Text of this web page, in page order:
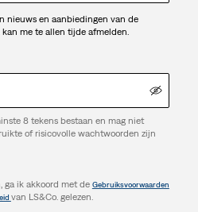
nieuws en aanbiedingen van de
kan me te allen tijde afmelden.
8 tekens bestaan en mag niet
of risicovolle wachtwoorden zijn
ga ik akkoord met de Gebruiksvoorwaarden
van LS&Co. gelezen.